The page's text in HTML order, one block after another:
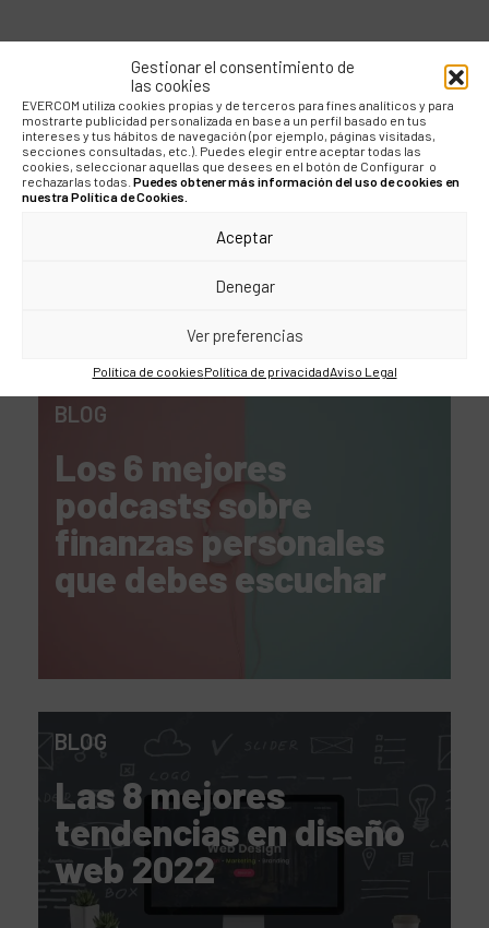
Gestionar el consentimiento de
las cookies
EVERCOM utiliza cookies propias y de terceros para fines analíticos y para
mostrarte publicidad personalizada en base a un perfil basado en tus
intereses y tus hábitos de navegación (por ejemplo, páginas visitadas,
secciones consultadas, etc.). Puedes elegir entre aceptar todas las
cookies, seleccionar aquellas que desees en el botón de Configurar o
rechazarlas todas. Puedes obtener más información del uso de cookies en
nuestra Política de Cookies.
Aceptar
Denegar
Ver preferencias
Política de cookiesPolítica de privacidadAviso Legal
Influencers técnicos:
el AS bajo la manga en
la comunicación B2B
BLOG
Los 6 mejores
podcasts sobre
finanzas personales
que debes escuchar
BLOG
Las 8 mejores
tendencias en diseño
web 2022